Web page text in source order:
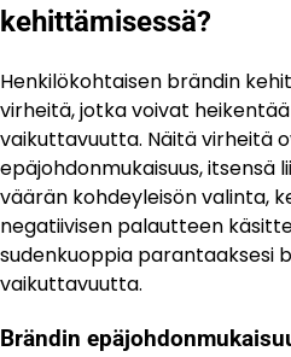
kehittämisessä?
Henkilökohtaisen brändin
virheitä, jotka voivat
vaikuttavuutta. Näitä virheitä
epäjohdonmukaisuus, itsensä
väärän kohdeyleisön valinta,
negatiivisen palautteen
sudenkuoppia parantaaksesi
vaikuttavuutta.
Brändin